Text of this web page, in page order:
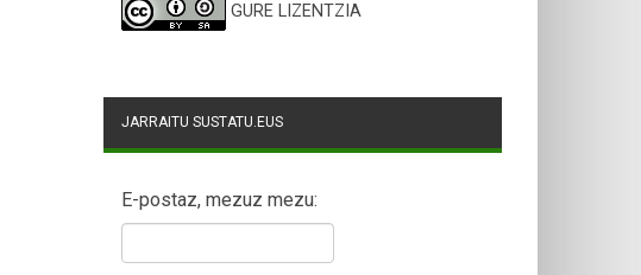
GURE LIZENTZIA
JARRAITU SUSTATU.EUS
E-postaz, mezuz mezu: